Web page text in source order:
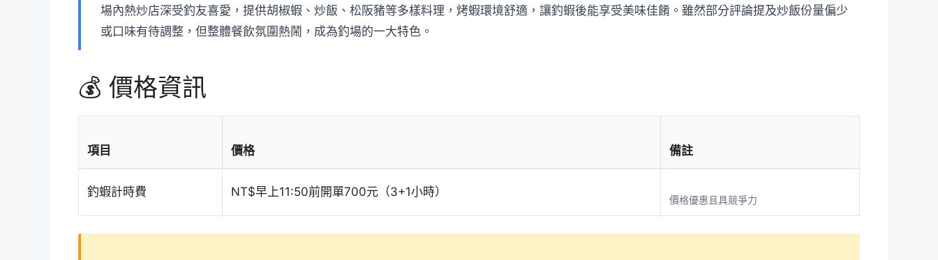
場內熱炒店深受釣友喜愛，提供胡椒蝦、炒飯、松阪豬等多樣料理，烤蝦環境舒適，讓釣蝦後能享受美味佳餚。雖然部分評論提及炒飯份量偏少
或口味有待調整，但整體餐飲氛圍熱鬧，成為釣場的一大特色。
💰 價格資訊
項目 價格 備註
釣蝦計時費 NT$早上11:50前開單700元（3+1小時）
價格優惠且具競爭力